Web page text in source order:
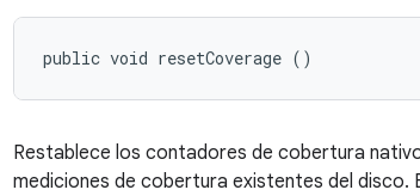
public void resetCoverage ()
Restablece los contadores de cobertura
mediciones de cobertura existentes del disco.